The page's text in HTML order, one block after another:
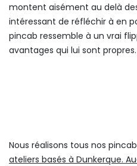
montent aisément au delà
intéressant de réfléchir à en
pincab ressemble à un vrai
avantages qui lui sont propres.
Nous réalisons tous nos
ateliers basés à Dunkerque.